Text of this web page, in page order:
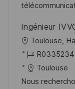
Ingénieur
L
o
c
a
Toulouse,
J
o
b
R0335234
Toulouse
Nous